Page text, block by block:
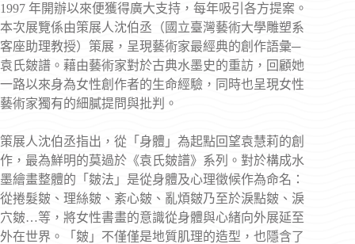
1997 年開辦以來便獲得廣大支持，每年吸引各方提案。
本次展覽係由策展人沈伯丞（國立臺灣藝術大學雕塑系
客座助理教授）策展，呈現藝術家最經典的創作語彙─
袁氏皴譜。藉由藝術家對於古典水墨史的重訪，回顧她
一路以來身為女性創作者的生命經驗，同時也呈現女性
藝術家獨有的細膩提問與批判。
策展人沈伯丞指出，從「身體」為起點回望袁慧莉的創
作，最為鮮明的莫過於《袁氏皴譜》系列。對於構成水
墨繪畫整體的「皴法」是從身體及心理徵候作為命名：
從捲髮皴、理絲皴、紊心皴、亂煩皴乃至於淚點皴、淚
穴皴…等，將女性書畫的意識從身體與心緒向外展延至
外在世界。「皴」不僅僅是地質肌理的造型，也隱含了